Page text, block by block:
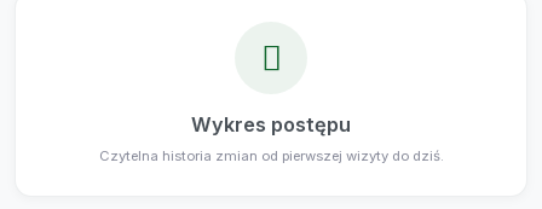
Wykres postępu
Czytelna historia zmian od pierwszej wizyty do dziś.